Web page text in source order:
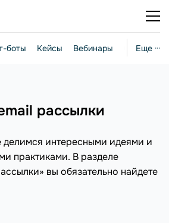
Еще ···
боты Кейсы Вебинары Стратегии
рассылки
делимся интересными идеями и
практиками. В разделе
вы обязательно найдете